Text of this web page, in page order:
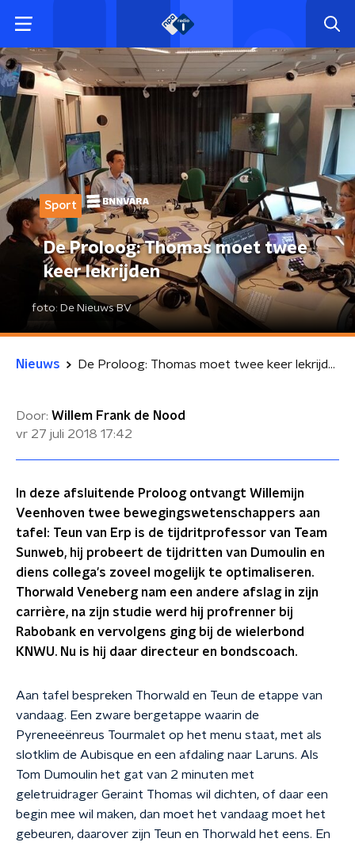
Sport
De Proloog: Thomas moet twee
keer lekrijden
foto: De Nieuws BV
Nieuws De Proloog: Thomas moet twee keer lekrijden
Door: Willem Frank de Nood
vr 27 juli 2018 17:42
In deze afsluitende Proloog ontvangt Willemijn
Veenhoven twee bewegingswetenschappers aan
tafel: Teun van Erp is de tijdritprofessor van Team
Sunweb, hij probeert de tijdritten van Dumoulin en
diens collega's zoveel mogelijk te optimaliseren.
Thorwald Veneberg nam een andere afslag in zijn
carrière, na zijn studie werd hij profrenner bij
Rabobank en vervolgens ging bij de wielerbond
KNWU. Nu is hij daar directeur en bondscoach.
Aan tafel bespreken Thorwald en Teun de etappe van
vandaag. Een zware bergetappe waarin de
Pyreneeënreus Tourmalet op het menu staat, met als
slotklim de Aubisque en een afdaling naar Laruns. Als
Tom Dumoulin het gat van 2 minuten met
geletruidrager Geraint Thomas wil dichten, of daar een
begin mee wil maken, dan moet het vandaag moet het
gebeuren, daarover zijn Teun en Thorwald het eens. En